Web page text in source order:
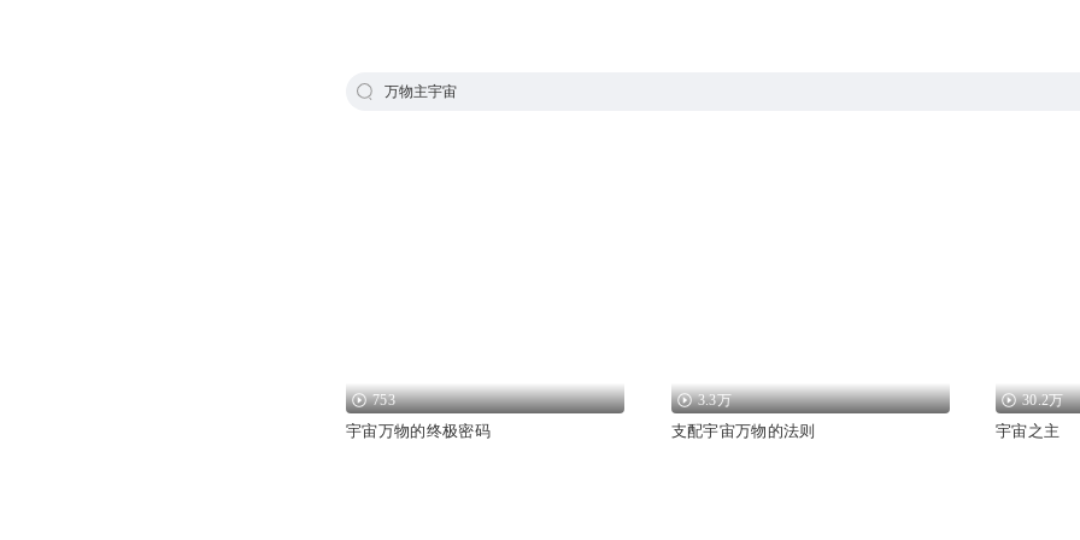
万物主宇宙
753
宇宙万物的终极密码
3.3万
支配宇宙万物的法则
30.2万
宇宙之主